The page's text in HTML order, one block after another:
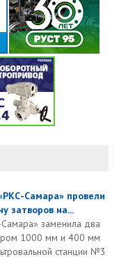
Самара» провели
затворов на...
заменила два
1000 мм и 400 мм
станции №3